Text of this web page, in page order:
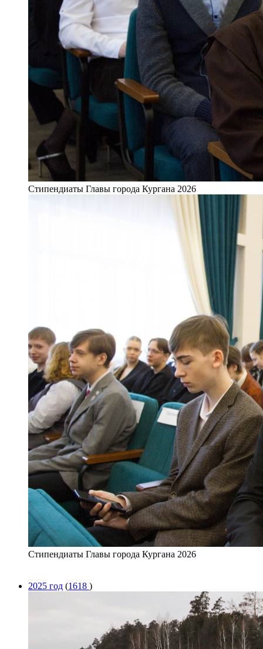
Стипендиаты Главы города Кургана 2026
Стипендиаты Главы города Кургана 2026
2025 год (1618 )